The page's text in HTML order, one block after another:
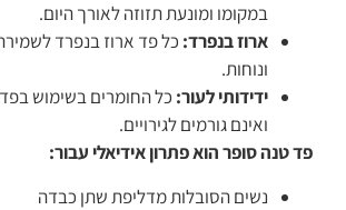
במקומו ומונעת תזוזה לאורך היום.
ארוז בנפרד: כל פד ארוז בנפרד לשמירה
ונוחות.
ידידותי לעור: כל החומרים בשימוש בפד
ואינם גורמים לגירויים.
פד טנה סופר הוא פתרון אידיאלי עבור:
נשים הסובלות מדליפת שתן כבדה